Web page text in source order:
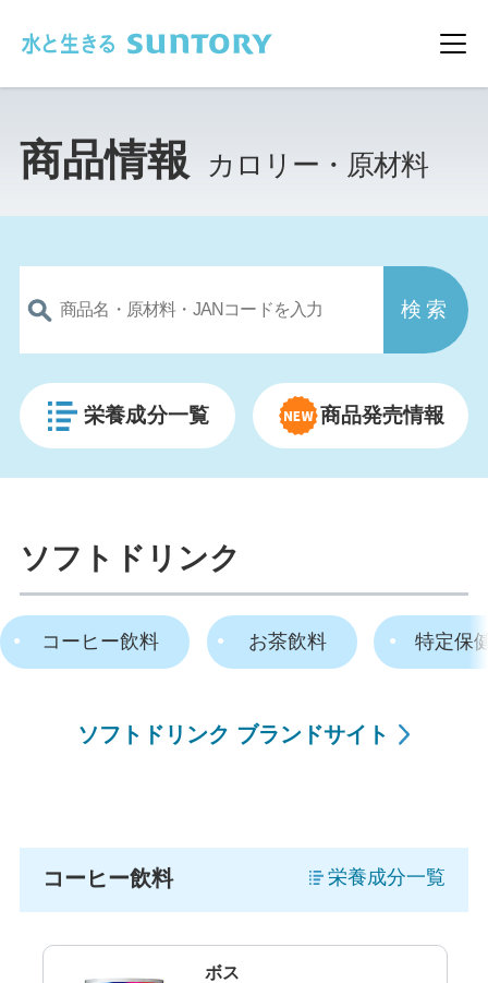
メ
商品情報 カロリー・原材料
栄養成分一覧 商品発売情報
ソフトドリンク
ソフトドリンク ブランドサイト
コーヒー飲料 お茶飲料 特定保
コーヒー飲料 栄養成分一覧
ボス